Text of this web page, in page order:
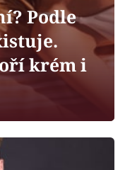
Podle
krém i